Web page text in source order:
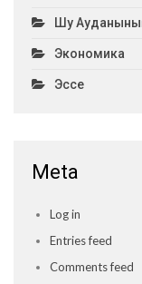
Шу
Экономика
Эссе
Meta
Log in
Entries feed
Comments feed